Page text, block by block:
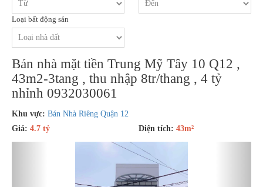
Loại bất động sản
Bán nhà mặt tiền Trung Mỹ Tây 10 Q12 ,
43m2-3tang , thu nhập 8tr/thang , 4 tỷ
nhỉnh 0932030061
Khu vực: Bán Nhà Riêng Quận 12
Giá: 4.7 tỷ Diện tích: 43m²